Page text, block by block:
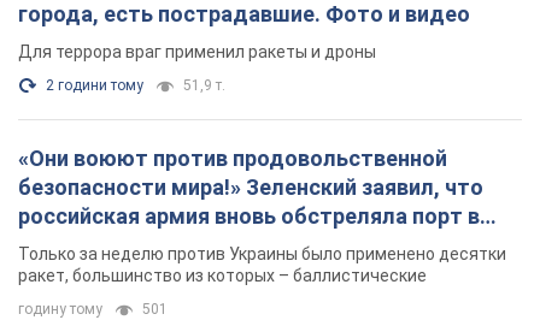
города, есть пострадавшие. Фото и видео
Для террора враг применил ракеты и дроны
2 години тому 51,9 т.
«Они воюют против продовольственной
безопасности мира!» Зеленский заявил, что
российская армия вновь обстреляла порт в
Одессе
Только за неделю против Украины было применено десятки
ракет, большинство из которых – баллистические
годину тому 501